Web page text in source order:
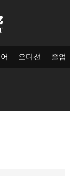
오디션 졸업